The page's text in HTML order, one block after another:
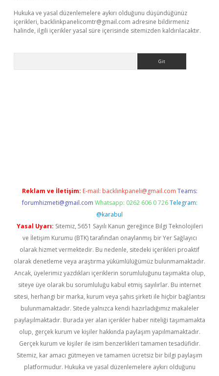
Hukuka ve yasal düzenlemelere aykırı olduğunu düşündüğünüz
içerikleri, backlinkpanelicomtr@gmail.com adresine bildirmeniz
halinde, ilgili içerikler yasal süre içerisinde sitemizden kaldırılacaktır.
Reklam ve İletişim: E-mail: backlinkpaneli@gmail.com Teams:
forumhizmeti@gmail.com Whatsapp: 0262 606 0 726 Telegram:
@karabul
Yasal Uyarı: Sitemiz, 5651 Sayılı Kanun gereğince Bilgi Teknolojileri
ve İletişim Kurumu (BTK) tarafından onaylanmış bir Yer Sağlayıcı
olarak hizmet vermektedir. Bu nedenle, sitedeki içerikleri proaktif
olarak denetleme veya araştırma yükümlülüğümüz bulunmamaktadır.
Ancak, üyelerimiz yazdıkları içeriklerin sorumluluğunu taşımakta olup,
siteye üye olarak bu sorumluluğu kabul etmiş sayılırlar. Bu internet
sitesi, herhangi bir marka, kurum veya şahıs şirketi ile hiçbir bağlantısı
bulunmamaktadır. Sitede yalnızca kendi hazırladığımız makaleler
paylaşılmaktadır. Burada yer alan içerikler haber niteliği taşımamakta
olup, gerçek kurum ve kişiler hakkında paylaşım yapılmamaktadır.
Gerçek kurum ve kişiler ile isim benzerlikleri tamamen tesadüfidir.
Sitemiz, kar amacı gütmeyen ve tamamen ücretsiz bir bilgi paylaşım
platformudur. Hukuka ve yasal düzenlemelere aykırı olduğunu